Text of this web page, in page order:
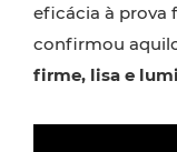
eficácia à prova
confirmou
firme, lisa e